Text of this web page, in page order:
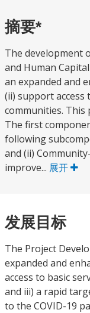
摘要*
The development
and Human
an expanded and
(ii) support access
communities. This
The first
following
and (ii)
improve... 展开
发展目标
The Project
expanded and
access to basic
and iii) a rapid
to the COVID-19